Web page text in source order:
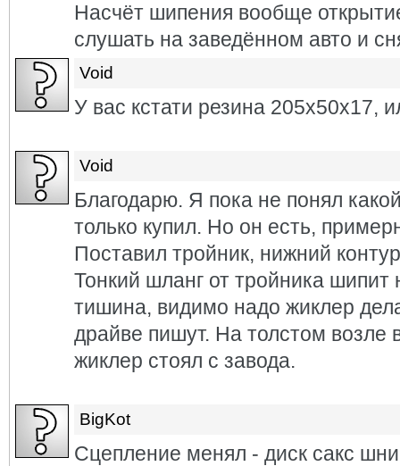
Насчёт шипения вообще
слушать на заведённом авто и
Void
У вас кстати резина 205х50х17,
Void
Благодарю. Я пока не понял
только купил. Но он есть,
Поставил тройник, нижний
Тонкий шланг от тройника
тишина, видимо надо жиклер
драйве пишут. На толстом возле
жиклер стоял с завода.
BigKot
Сцепление менял - диск сакс